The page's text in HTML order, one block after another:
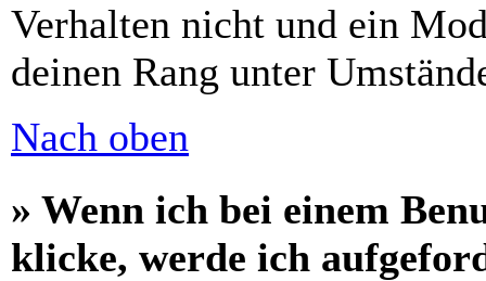
Verhalten nicht und ein
deinen Rang unter
Nach oben
» Wenn ich bei einem
klicke, werde ich